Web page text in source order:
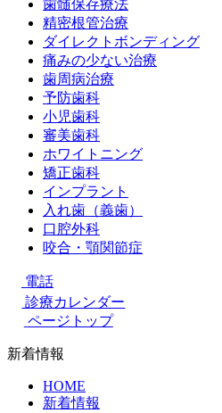
歯髄保存療法
精密根管治療
ダイレクトボンディング
痛みの少ない治療
歯周病治療
予防歯科
小児歯科
審美歯科
ホワイトニング
矯正歯科
インプラント
入れ歯（義歯）
口腔外科
咬合・顎関節症
電話
診療カレンダー
ページトップ
新着情報
HOME
新着情報